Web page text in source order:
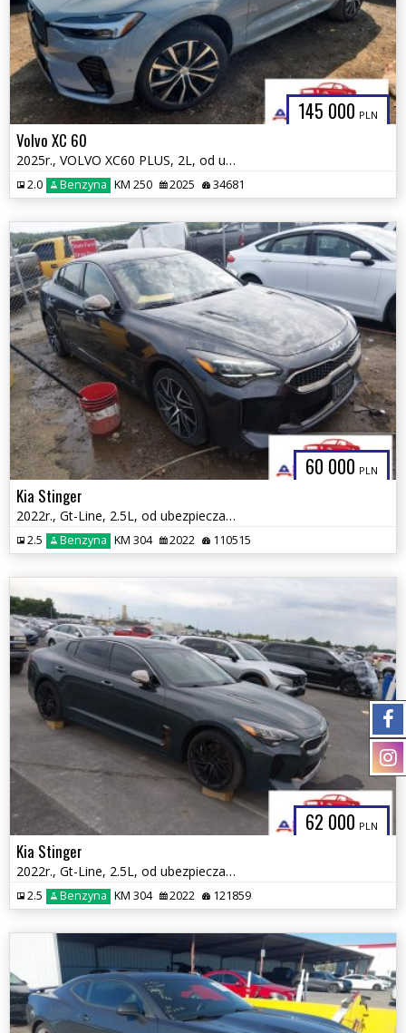
145 000 PLN
Volvo XC 60
2025r., VOLVO XC60 PLUS, 2L, od ubezpieczalni
2.0 Benzyna KM 250 2025 34681
60 000 PLN
Kia Stinger
2022r., Gt-Line, 2.5L, od ubezpieczalni
2.5 Benzyna KM 304 2022 110515
62 000 PLN
Kia Stinger
2022r., Gt-Line, 2.5L, od ubezpieczalni
2.5 Benzyna KM 304 2022 121859